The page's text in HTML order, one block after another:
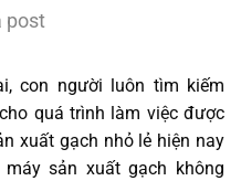
post
con người luôn tìm kiếm
quá trình làm việc được
xuất gạch nhỏ lẻ hiện nay
sản xuất gạch không